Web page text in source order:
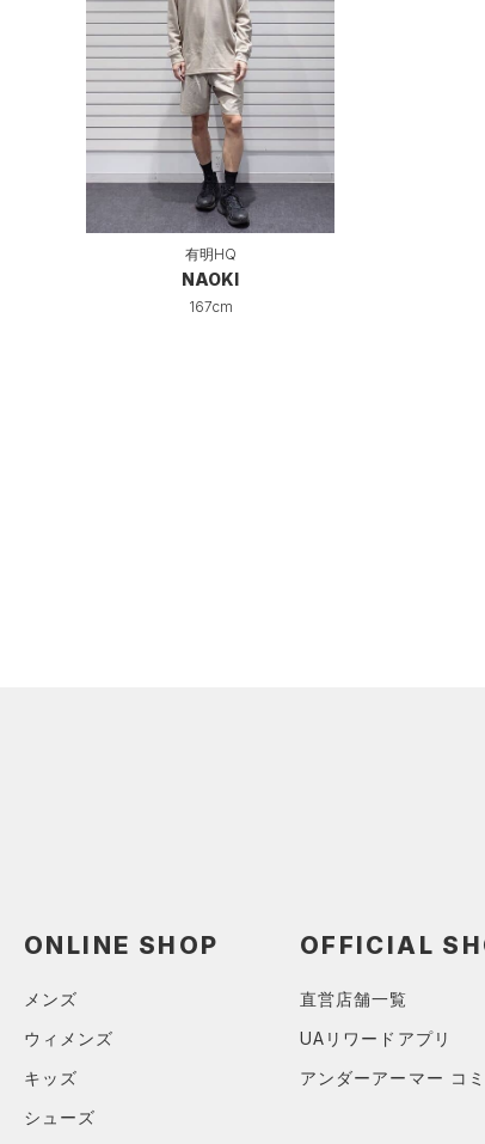
有明HQ
NAOKI
167cm
ONLINE SHOP
メンズ
ウィメンズ
キッズ
シューズ
OFFICIAL
直営店舗一覧
UAリワードアプリ
アンダーアーマー コ